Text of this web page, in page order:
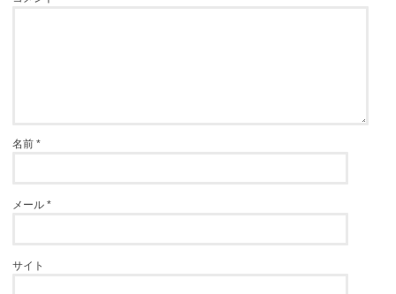
名前*
メール*
サイト